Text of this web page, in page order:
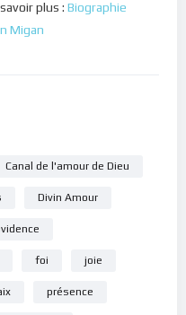
plus : Biographie
Migan
Canal de l'amour de Dieu
Divin Amour
foi joie
présence